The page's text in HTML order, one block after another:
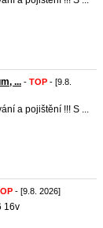
... - TOP - [9.8.
a pojištění !!! S ...
- [9.8. 2026]
16v